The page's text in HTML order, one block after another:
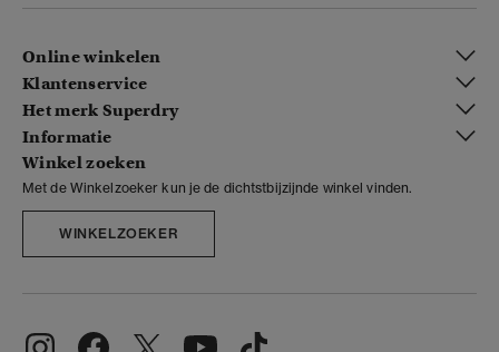
Online winkelen
Klantenservice
Het merk Superdry
Informatie
Winkel zoeken
Met de Winkelzoeker kun je de dichtstbijzijnde winkel vinden.
WINKELZOEKER